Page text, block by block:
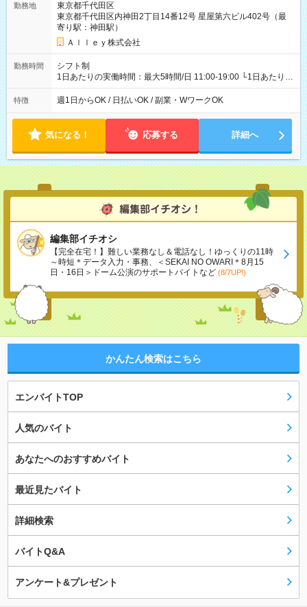
勤務地
東京都千代田区
東京都千代田区内神田2丁目14番12号 星屋第六ビル402号（最
寄り駅：神田駅）
Ａｌｌｅｙ株式会社
勤務時間
シフト制
1日あたりの実働時間：最大5時間/日 11:00-19:00 └1日あたりの
実働時間：1-5時間 └上記の時間帯内であれば、いつでも勤務可
能！ └平日・土曜日の中で、お好きな曜日でご勤務いただけま
18:00 などのように、自由な働き方が可能なお仕事です！
特徴 週1日からOK / 日払いOK / 副業・WワークOK
気になる！ 応募する 詳細へ
編集部イチオシ
【完全在宅！】難しい業務なし＆電話なし！ゆっくりの11時
～時短＊データ入力・事務、＜SEKAI NO OWARI＊8月15
日・16日＞ドーム公演のサポートバイトなど (8/7UP!)
かんたん検索はこちら
エンバイトTOP
人気のバイト
あなたへのおすすめバイト
最近見たバイト
詳細検索
バイトQ&A
アンケート&プレゼント